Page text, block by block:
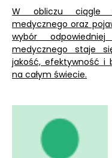
W obliczu ciągle
medycznego oraz
wybór
medycznego staje
jakość, efektywność i
na całym świecie.